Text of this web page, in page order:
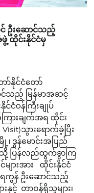
င် ဦးဆောင်သည့်
ထိုင်းနိုင်ငံမှ
ာ်နိုင်ငံတော်
င်သည့် မြန်မာအဆင့်
ငံဝန်ကြီးချုပ်
ြားချက်အရ ထိုင်း
သွားရောက်ခဲ့ပြီး
ဒွန်မောင်းအပြည်
သို့ ပြန်လည်ထွက်ခွာကြ
ျားအား ထိုင်းနိုင်ငံ
ရကွန် ဦးဆောင်သည့်
နှင့် တာဝန်ရှိသူများ၊